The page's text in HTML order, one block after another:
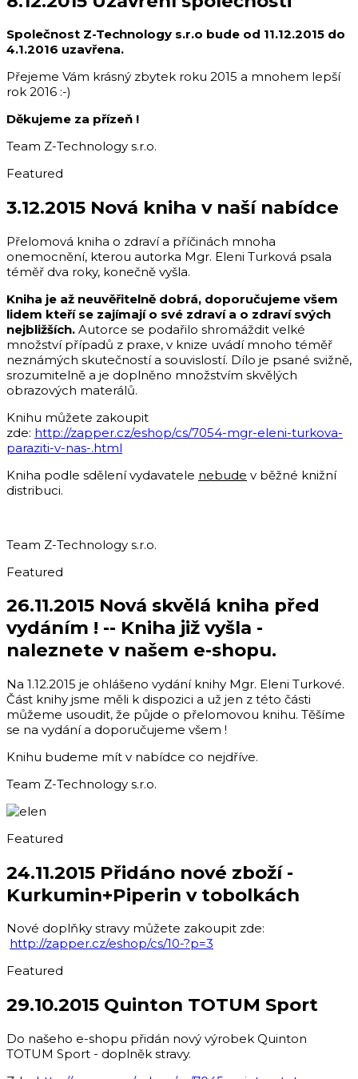
Společnost Z-Technology s.r.o bude od 11.12.2015 do
4.1.2016 uzavřena.
Přejeme Vám krásný zbytek roku 2015 a mnohem lepší
rok 2016 :-)
Děkujeme za přízeň !
Team Z-Technology s.r.o.
Featured
3.12.2015 Nová kniha v naší nabídce
Přelomová kniha o zdraví a příčinách mnoha
onemocnění, kterou autorka Mgr. Eleni Turková psala
téměř dva roky, konečně vyšla.
Kniha je až neuvěřitelně dobrá, doporučujeme všem
lidem kteří se zajímají o své zdraví a o zdraví svých
nejbližších. Autorce se podařilo shromáždit velké
množství případů z praxe, v knize uvádí mnoho téměř
neznámých skutečností a souvislostí. Dílo je psané svižně,
srozumitelně a je doplněno množstvím skvělých
obrazových materálů.
Knihu můžete zakoupit
zde: http://zapper.cz/eshop/cs/7054-mgr-eleni-turkova-
paraziti-v-nas-.html
Kniha podle sdělení vydavatele nebude v běžné knižní
distribuci.
Team Z-Technology s.r.o.
Featured
26.11.2015 Nová skvělá kniha před
vydáním ! -- Kniha již vyšla -
naleznete v našem e-shopu.
Na 1.12.2015 je ohlášeno vydání knihy Mgr. Eleni Turkové.
Část knihy jsme měli k dispozici a už jen z této části
můžeme usoudit, že půjde o přelomovou knihu. Těšíme
se na vydání a doporučujeme všem !
Knihu budeme mít v nabídce co nejdříve.
Team Z-Technology s.r.o.
Featured
24.11.2015 Přidáno nové zboží -
Kurkumin+Piperin v tobolkách
Nové doplňky stravy můžete zakoupit zde:
http://zapper.cz/eshop/cs/10-?p=3
Featured
29.10.2015 Quinton TOTUM Sport
Do našeho e-shopu přidán nový výrobek Quinton
TOTUM Sport - doplněk stravy.